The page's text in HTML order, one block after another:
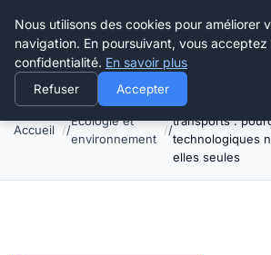
Happy Calyx Farmer
Accueil
Écologie et
environnement
Diminuer
transports :
technologiques
elles seules
Nous utilisons des cookies pour améliorer
navigation. En poursuivant, vous
confidentialité. En savoir plus
Refuser Accepter